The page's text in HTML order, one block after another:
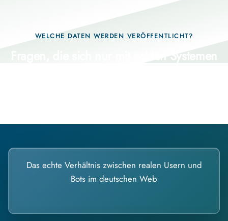
WELCHE DATEN WERDEN VERÖFFENTLICHT?
Das echte Verhältnis zwischen realen Usern und
Bots im deutschen Web